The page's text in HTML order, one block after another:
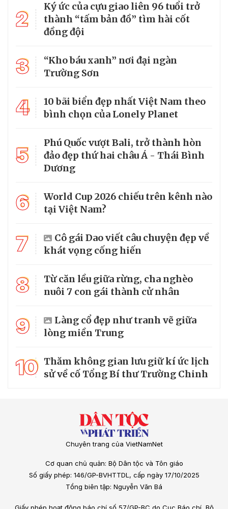
2
Ký ức của cựu giao liên 96 tuổi trở
thành “tấm bản đồ” tìm hài cốt
đồng đội
3
“Kho báu xanh” nơi đại ngàn
Trường Sơn
4
10 bãi biển đẹp nhất Việt Nam theo
bình chọn của Lonely Planet
5
Phú Quốc vượt Bali, trở thành hòn
đảo đẹp thứ hai châu Á - Thái Bình
Dương
6
World Cup 2026 chiếu trên kênh nào
tại Việt Nam?
7
Cô gái Dao viết câu chuyện đẹp về
khát vọng cống hiến
8
Từ căn lều giữa rừng, cha nghèo
nuôi 7 con gái thành cử nhân
9
Làng cổ đẹp như tranh vẽ giữa
lòng miền Trung
10 Thăm không gian lưu giữ kí ức lịch
sử về cố Tổng Bí thư Trường Chinh
Chuyên trang của VietNamNet
Cơ quan chủ quản: Bộ Dân tộc và Tôn giáo
Số giấy phép: 146/GP-BVHTTDL, cấp ngày 17/10/2025
Tổng biên tập: Nguyễn Văn Bá